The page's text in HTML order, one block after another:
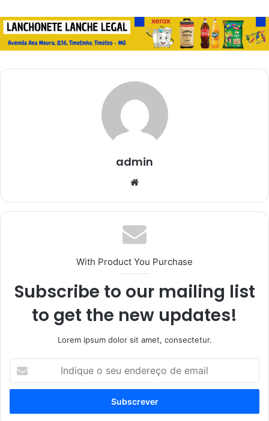
admin
With Product You Purchase
Subscribe to our mailing list
to get the new updates!
Lorem ipsum dolor sit amet, consectetur.
seu
de